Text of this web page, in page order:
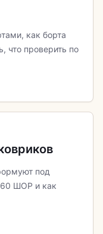
как борта
что проверить по
под
60 ШОР и как